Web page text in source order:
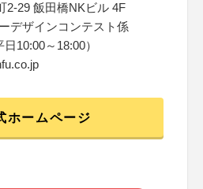
2-29 飯田橋NKビル 4F
デザインコンテスト係
10:00～18:00）
ホームページ